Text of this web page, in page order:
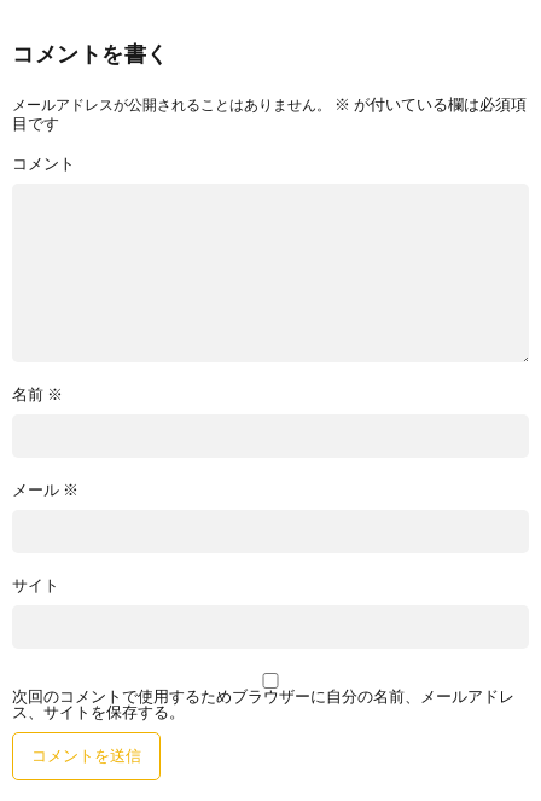
コメントを書く
メールアドレスが公開されることはありません。 ※ が付いている欄は必須項
目です
コメント
名前 ※
メール ※
サイト
次回のコメントで使用するためブラウザーに自分の名前、メールアドレ
ス、サイトを保存する。